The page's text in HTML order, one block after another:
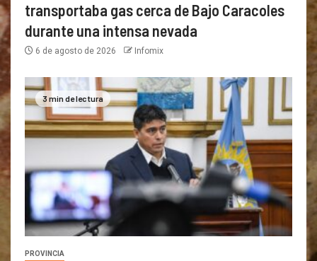
transportaba gas cerca de Bajo Caracoles
durante una intensa nevada
6 de agosto de 2026 Infomix
3 min de lectura
PROVINCIA